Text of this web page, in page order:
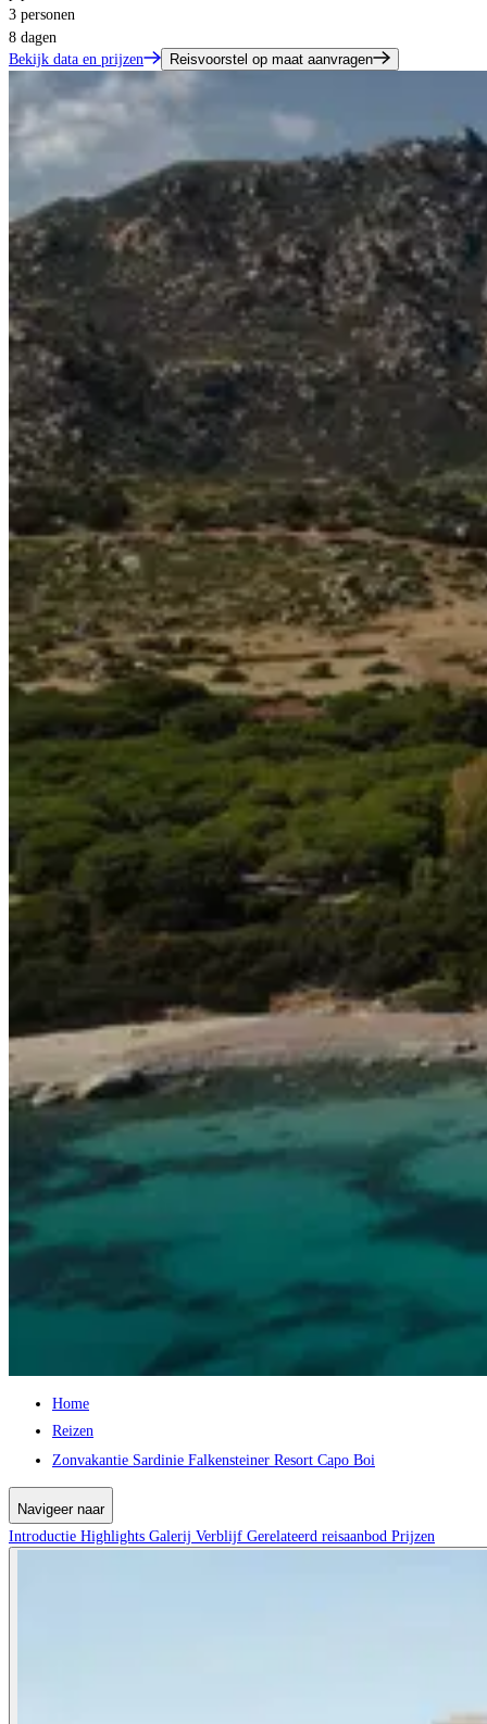
3 personen
8 dagen
Bekijk data en prijzen
Reisvoorstel op maat aanvragen
Home
Reizen
Zonvakantie Sardinie Falkensteiner Resort Capo Boi
Navigeer naar
Introductie Highlights Galerij Verblijf Gerelateerd reisaanbod Prijzen